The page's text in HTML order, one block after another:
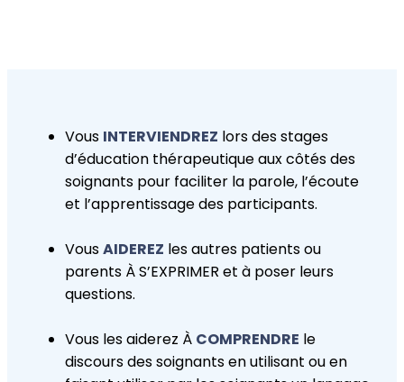
Vous INTERVIENDREZ lors des stages
d’éducation thérapeutique aux côtés des
soignants pour faciliter la parole, l’écoute
et l’apprentissage des participants.
VousAIDEREZ les autres patients ou
parents À S’EXPRIMER et à poser leurs
questions.
Vous les aiderez À COMPRENDRE le
discours des soignants en utilisant ou en